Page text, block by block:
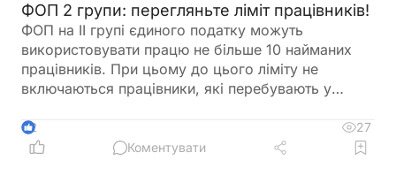
ФОП 2 групи: перегляньте ліміт працівників!
ФОП на ІІ групі єдиного податку можуть
використовувати працю не більше 10 найманих
працівників. При цьому до цього ліміту не
включаються працівники, які перебувають у
відпустці для догляду за дитиною. Перед
оформленням нового працівника варто
2
27
Коментувати